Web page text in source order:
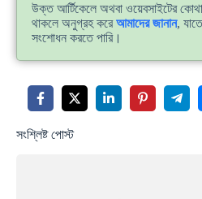
উক্ত আর্টিকেলে অথবা ওয়েবসাইটের
থাকলে অনুগ্রহ করেআমাদের জানান,
সংশোধন করতে পারি।
সংশ্লিষ্ট পোস্ট